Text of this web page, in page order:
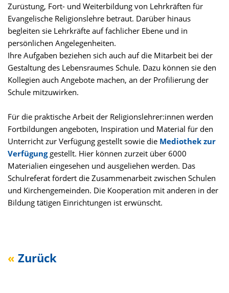
Zurüstung, Fort- und Weiterbildung von Lehrkräften für
Evangelische Religionslehre betraut. Darüber hinaus
begleiten sie Lehrkräfte auf fachlicher Ebene und in
persönlichen Angelegenheiten.
Ihre Aufgaben beziehen sich auch auf die Mitarbeit bei der
Gestaltung des Lebensraumes Schule. Dazu können sie den
Kollegien auch Angebote machen, an der Profilierung der
Schule mitzuwirken.
Für die praktische Arbeit der Religionslehrer:innen werden
Fortbildungen angeboten, Inspiration und Material für den
Unterricht zur Verfügung gestellt sowie die Mediothek zur
Verfügunggestellt. Hier können zurzeit über 6000
Materialien eingesehen und ausgeliehen werden. Das
Schulreferat fördert die Zusammenarbeit zwischen Schulen
und Kirchengemeinden. Die Kooperation mit anderen in der
Bildung tätigen Einrichtungen ist erwünscht.
Zurück